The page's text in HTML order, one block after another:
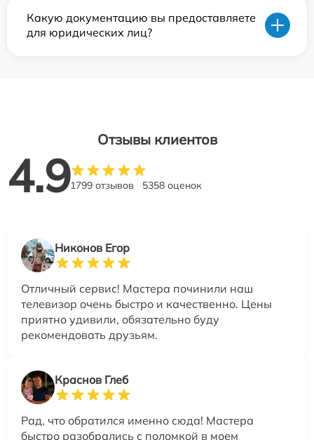
Какую документацию вы предоставляете
для юридических лиц?
Отзывы клиентов
4.91799 отзывов 5358 оценок
Никонов Егор
Отличный сервис! Мастера починили наш
телевизор очень быстро и качественно. Цены
приятно удивили, обязательно буду
рекомендовать друзьям.
Краснов Глеб
Рад, что обратился именно сюда! Мастера
быстро разобрались с поломкой в моем